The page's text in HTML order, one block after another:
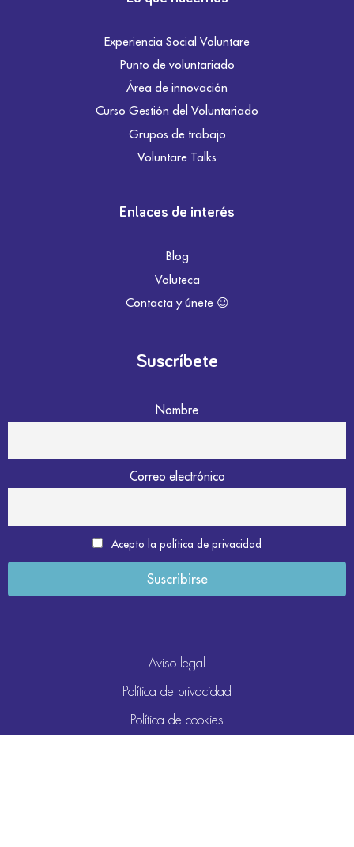
Experiencia Social Voluntare
Punto de voluntariado
Área de innovación
Curso Gestión del Voluntariado
Grupos de trabajo
Voluntare Talks
Enlaces de interés
Blog
Voluteca
Contacta y únete 😉
Suscríbete
Nombre
Correo electrónico
Acepto la política de privacidad
Aviso legal
Política de privacidad
Política de cookies